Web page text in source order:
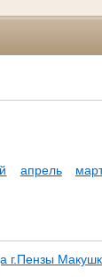
апрель
г.Пензы